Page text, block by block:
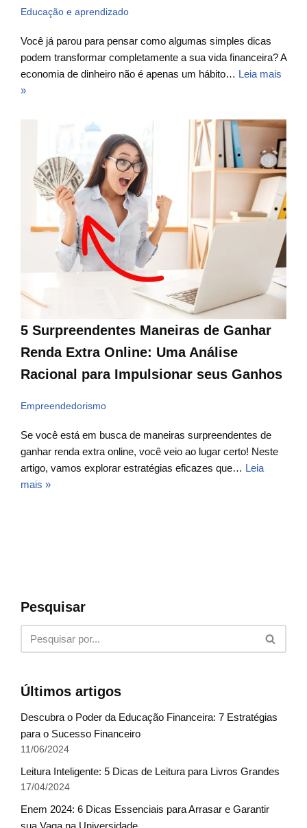
Educação e aprendizado
Você já parou para pensar como algumas simples dicas
podem transformar completamente a sua vida financeira? A
economia de dinheiro não é apenas um hábito… Leia mais
»
5 Surpreendentes Maneiras de Ganhar
Renda Extra Online: Uma Análise
Racional para Impulsionar seus Ganhos
Empreendedorismo
Se você está em busca de maneiras surpreendentes de
ganhar renda extra online, você veio ao lugar certo! Neste
artigo, vamos explorar estratégias eficazes que… Leia
mais »
Pesquisar
Últimos artigos
Descubra o Poder da Educação Financeira: 7 Estratégias
para o Sucesso Financeiro
11/06/2024
Leitura Inteligente: 5 Dicas de Leitura para Livros Grandes
17/04/2024
Enem 2024: 6 Dicas Essenciais para Arrasar e Garantir